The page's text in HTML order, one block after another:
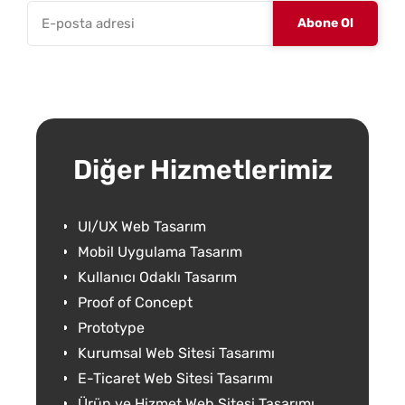
Diğer Hizmetlerimiz
UI/UX Web Tasarım
Mobil Uygulama Tasarım
Kullanıcı Odaklı Tasarım
Proof of Concept
Prototype
Kurumsal Web Sitesi Tasarımı
E-Ticaret Web Sitesi Tasarımı